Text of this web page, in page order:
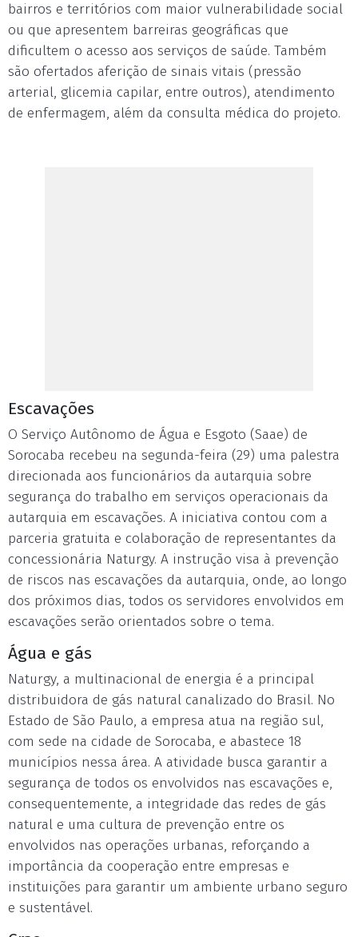
bairros e territórios com maior vulnerabilidade social
ou que apresentem barreiras geográficas que
dificultem o acesso aos serviços de saúde. Também
são ofertados aferição de sinais vitais (pressão
arterial, glicemia capilar, entre outros), atendimento
de enfermagem, além da consulta médica do projeto.
Escavações
O Serviço Autônomo de Água e Esgoto (Saae) de
Sorocaba recebeu na segunda-feira (29) uma palestra
direcionada aos funcionários da autarquia sobre
segurança do trabalho em serviços operacionais da
autarquia em escavações. A iniciativa contou com a
parceria gratuita e colaboração de representantes da
concessionária Naturgy. A instrução visa à prevenção
de riscos nas escavações da autarquia, onde, ao longo
dos próximos dias, todos os servidores envolvidos em
escavações serão orientados sobre o tema.
Água e gás
Naturgy, a multinacional de energia é a principal
distribuidora de gás natural canalizado do Brasil. No
Estado de São Paulo, a empresa atua na região sul,
com sede na cidade de Sorocaba, e abastece 18
municípios nessa área. A atividade busca garantir a
segurança de todos os envolvidos nas escavações e,
consequentemente, a integridade das redes de gás
natural e uma cultura de prevenção entre os
envolvidos nas operações urbanas, reforçando a
importância da cooperação entre empresas e
instituições para garantir um ambiente urbano seguro
e sustentável.